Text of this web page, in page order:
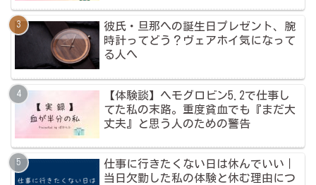
彼氏・旦那への誕生日プレゼント、腕
時計ってどう？ヴェアホイ気になって
る人へ
【体験談】ヘモグロビン5.2で仕事し
てた私の末路。重度貧血でも『まだ大
丈夫』と思う人のための警告
仕事に行きたくない日は休んでいい｜
当日欠勤した私の体験と休む理由につ